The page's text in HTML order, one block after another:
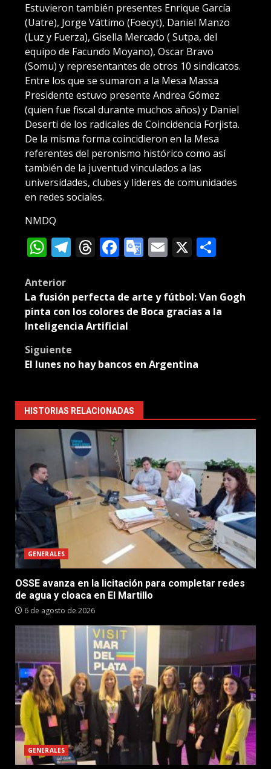
Estuvieron también presentes Enrique García
(Uatre), Jorge Váttimo (Foecyt), Daniel Manzo
(Luz y Fuerza), Gisella Mercado ( Sutpa, del
equipo de Facundo Moyano), Oscar Bravo
(Somu) y representantes de otros 10 sindicatos.
Entre los que se sumaron a la Mesa Massa
Presidente estuvo presente Andrea Gómez
(quien fue fiscal durante muchos años) y Daniel
Deserti de los radicales de Coincidencia Forjista.
De la misma forma coincidieron en la Mesa
referentes del peronismo histórico como así
también de la juventud vinculados a las
universidades, clubes y líderes de comunidades
en redes sociales.
NMDQ
WhatsApp
Telegram
Threads
Facebook
Google
Email
X
Post
navigation
Anterior
La fusión perfecta de arte y fútbol: Van Gogh
pinta con los colores de Boca gracias a la
Inteligencia Artificial
Siguiente
El lunes no hay bancos en Argentina
HISTORIAS RELACIONADAS
GENERALES
OSSE avanza en la licitación para completar redes
de agua y cloaca en El Martillo
6 de agosto de 2026
GENERALES